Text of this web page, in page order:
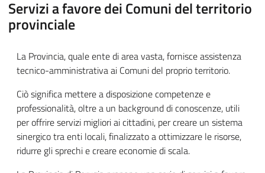
Servizi a favore dei Comuni del territorio
provinciale
La Provincia, quale ente di area vasta, fornisce assistenza
tecnico-amministrativa ai Comuni del proprio territorio.
Ciò significa mettere a disposizione competenze e
professionalità, oltre a un background di conoscenze, utili
per offrire servizi migliori ai cittadini, per creare un sistema
sinergico tra enti locali, finalizzato a ottimizzare le risorse,
ridurre gli sprechi e creare economie di scala.